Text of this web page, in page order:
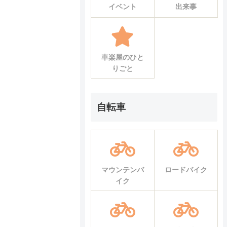
イベント 出来事
車楽屋のひと
りごと
自転車
マウンテンバ
イク
ロードバイク